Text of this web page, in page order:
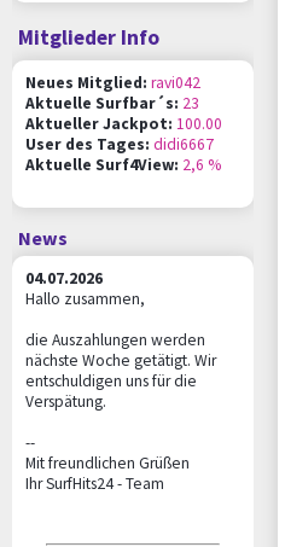
Mitglieder Info
Neues Mitglied: ravi042
Aktuelle Surfbar´s: 23
Aktueller Jackpot: 100.00
User des Tages: didi6667
Aktuelle Surf4View: 2,6 %
News
04.07.2026
Hallo zusammen,
die Auszahlungen werden
nächste Woche getätigt. Wir
entschuldigen uns für die
Verspätung.
--
Mit freundlichen Grüßen
Ihr SurfHits24 - Team